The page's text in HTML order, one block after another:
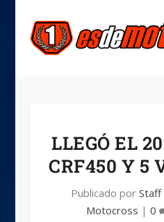
LLEGÓ EL
CRF450 Y 5
Publicado por Staff
Motocross | 0